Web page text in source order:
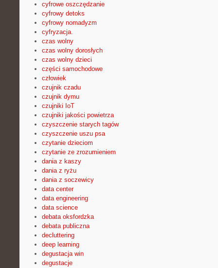
cyfrowe oszczędzanie
cyfrowy detoks
cyfrowy nomadyzm
cyfryzacja.
czas wolny
czas wolny dorosłych
czas wolny dzieci
części samochodowe
człowiek
czujnik czadu
czujnik dymu
czujniki IoT
czujniki jakości powietrza
czyszczenie starych tagów
czyszczenie uszu psa
czytanie dzieciom
czytanie ze zrozumieniem
dania z kaszy
dania z ryżu
dania z soczewicy
data center
data engineering
data science
debata oksfordzka
debata publiczna
decluttering
deep learning
degustacja win
degustacje